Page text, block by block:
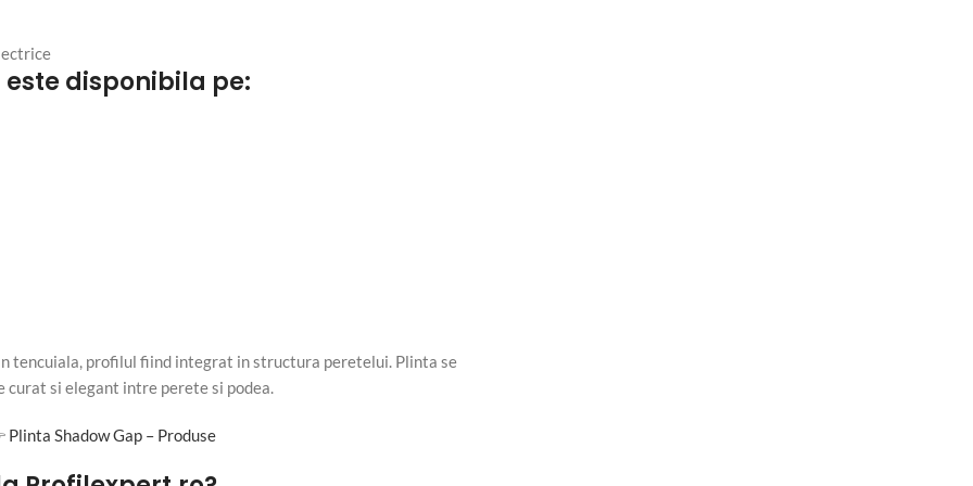
disponibila pe:
tencuiala, profilul fiind integrat in structura peretelui. Plinta se
curat si elegant intre perete si podea.
Plinta Shadow Gap – Produse